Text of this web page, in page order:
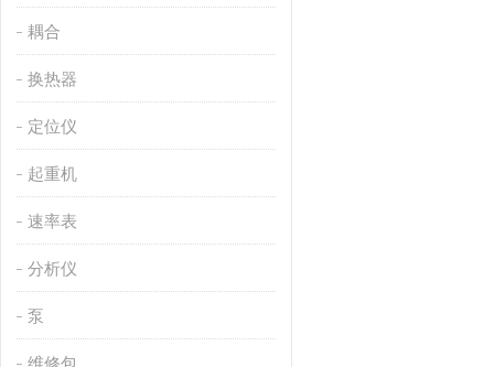
耦合
换热器
定位仪
起重机
速率表
分析仪
泵
维修包